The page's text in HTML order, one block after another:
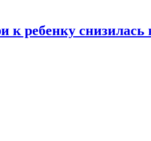
ребенку снизилась